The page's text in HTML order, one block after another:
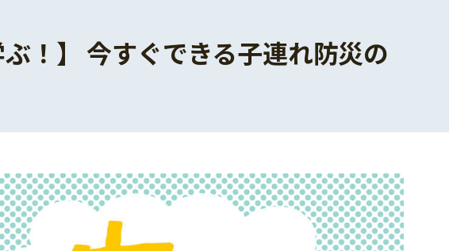
ぶ！】 今すぐできる子連れ防災の